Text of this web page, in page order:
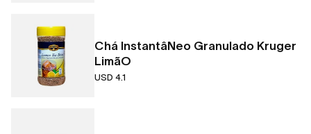
Chá InstantâNeo Granulado Kruger
LimãO
USD 4.1